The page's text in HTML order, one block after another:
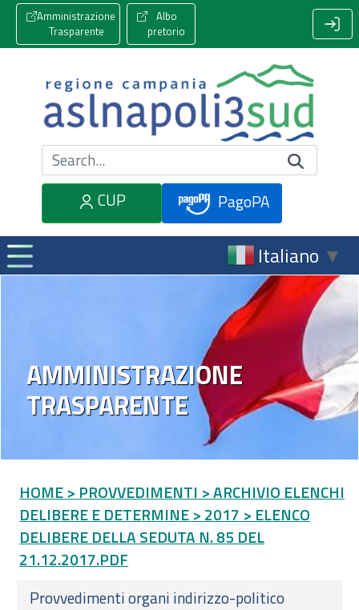
Amministrazione
Trasparente
Albo
pretorio
Cerca nel sito
CUP
PagoPA
Italiano ▼
AMMINISTRAZIONE
TRASPARENTE
HOME > PROVVEDIMENTI > ARCHIVIO ELENCHI
DELIBERE E DETERMINE > 2017 > ELENCO
DELIBERE DELLA SEDUTA N. 85 DEL
21.12.2017.PDF
Provvedimenti organi indirizzo-politico